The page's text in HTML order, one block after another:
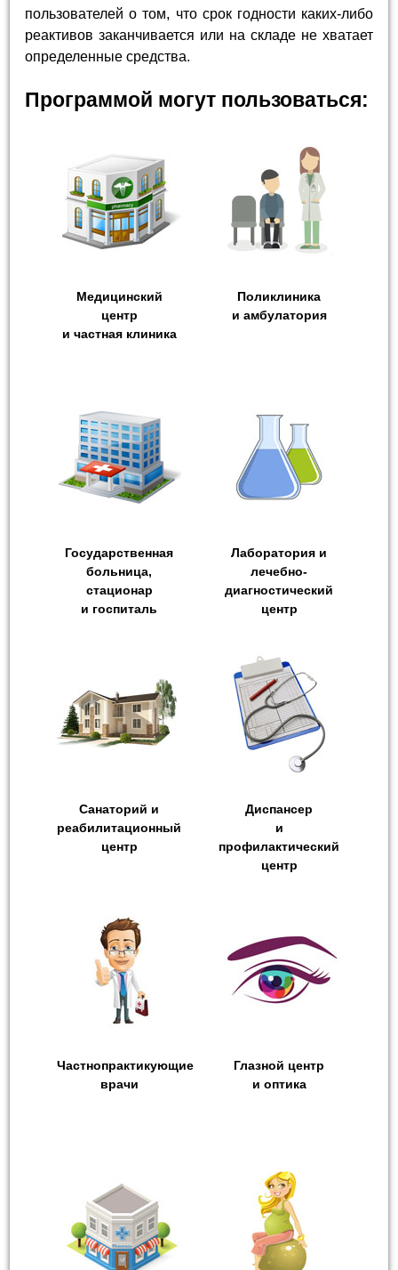
пользователей о том, что срок годности каких-либо
реактивов заканчивается или на складе не хватает
определенные средства.
Программой могут пользоваться:
Медицинский
центр
и частная клиника
Поликлиника
и амбулатория
Государственная
больница,
стационар
и госпиталь
Лаборатория и
лечебно-
диагностический
центр
Санаторий и
реабилитационный
центр
Диспансер
и
профилактический
центр
Частнопрактикующие
врачи
Глазной центр
и оптика